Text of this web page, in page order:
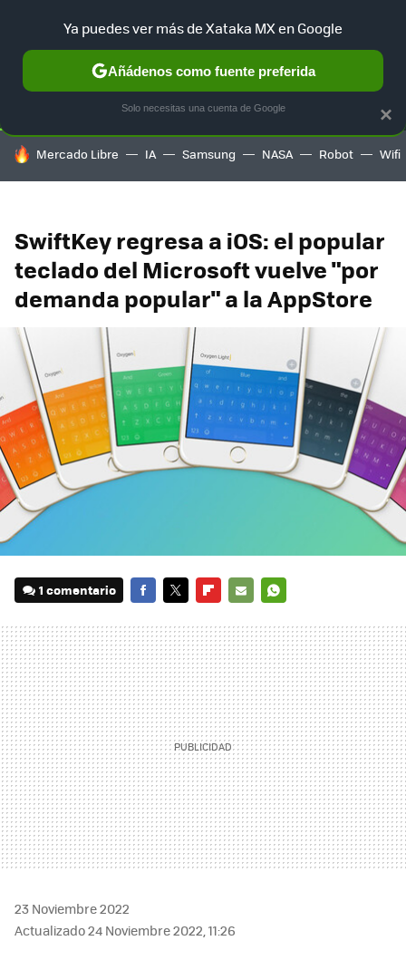
SELECCIÓN GAMING HOME AUTO TERRITORIO
HOY SE HABLA DE
Mercado Libre IA Samsung NASA Robot Wifi
SwiftKey regresa a iOS: el popular
teclado del Microsoft vuelve "por
demanda popular" a la AppStore
1 comentario
MAIL
23 Noviembre 2022
Actualizado 24 Noviembre 2022, 11:26
×
Ya puedes ver más de Xataka MX en Google
Añádenos como fuente preferida
Solo necesitas una cuenta de Google